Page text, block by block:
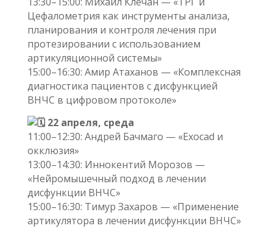
Цефалометрия как инструменты анализа,
планирования и контроля лечения при
протезировании с использованием
артикуляционной системы»
15:00–16:30: Амир Атаханов — «Комплексная
диагностика пациентов с дисфункцией
ВНЧС в цифровом протоколе»
22 апреля, среда
11:00–12:30: Андрей Бачмаго — «Exocad и
окклюзия»
13:00–14:30: Иннокентий Морозов —
«Нейромышечный подход в лечении
дисфункции ВНЧС»
15:00–16:30: Тимур Захаров — «Применение
артикулятора в лечении дисфункции ВНЧС»